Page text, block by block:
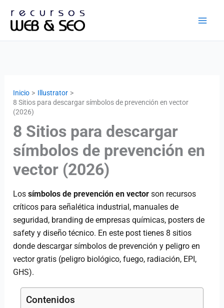
Inicio
Illustrator
8 Sitios para descargar símbolos de prevención en vector
(2026)
8 Sitios para descargar
símbolos de prevención en
vector (2026)
Lossímbolos de prevención en vector son recursos
críticos para señalética industrial, manuales de
seguridad, branding de empresas químicas, posters de
safety y diseño técnico. En este post tienes 8 sitios
donde descargar símbolos de prevención y peligro en
vector gratis (peligro biológico, fuego, radiación, EPI,
GHS).
Contenidos